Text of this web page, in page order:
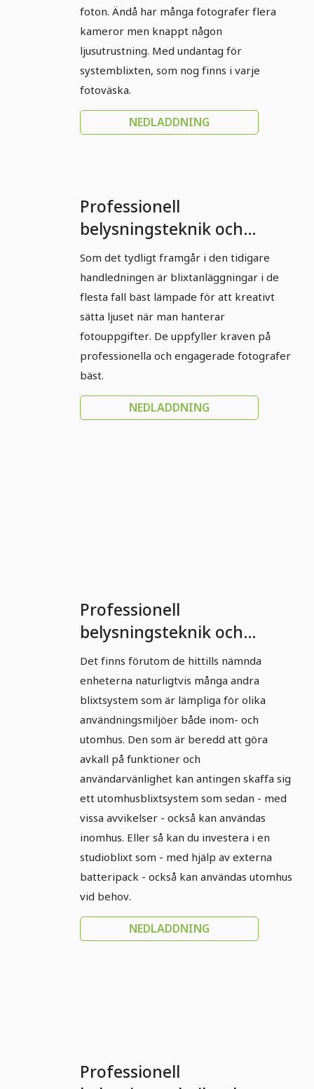
foton. Ändå har många fotografer flera
kameror men knappt någon
ljusutrustning. Med undantag för
systemblixten, som nog finns i varje
fotoväska.
NEDLADDNING
Professionell
belysningsteknik och
ljusstyrning: Del 4 - Krav på
professionella
blixtanläggningar
Som det tydligt framgår i den tidigare
handledningen är blixtanläggningar i de
flesta fall bäst lämpade för att kreativt
sätta ljuset när man hanterar
fotouppgifter. De uppfyller kraven på
professionella och engagerade fotografer
bäst.
NEDLADDNING
Professionell
belysningsteknik och
ljusstyrning: Del 6 -
Alternativ?
Det finns förutom de hittills nämnda
enheterna naturligtvis många andra
blixtsystem som är lämpliga för olika
användningsmiljöer både inom- och
utomhus. Den som är beredd att göra
avkall på funktioner och
användarvänlighet kan antingen skaffa sig
ett utomhusblixtsystem som sedan - med
vissa avvikelser - också kan användas
inomhus. Eller så kan du investera i en
studioblixt som - med hjälp av externa
batteripack - också kan användas utomhus
vid behov.
NEDLADDNING
Professionell